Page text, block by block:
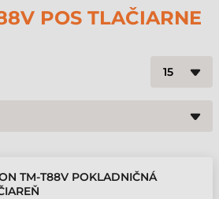
POS TLAČIARNE
TM-T88V POKLADNIČNÁ